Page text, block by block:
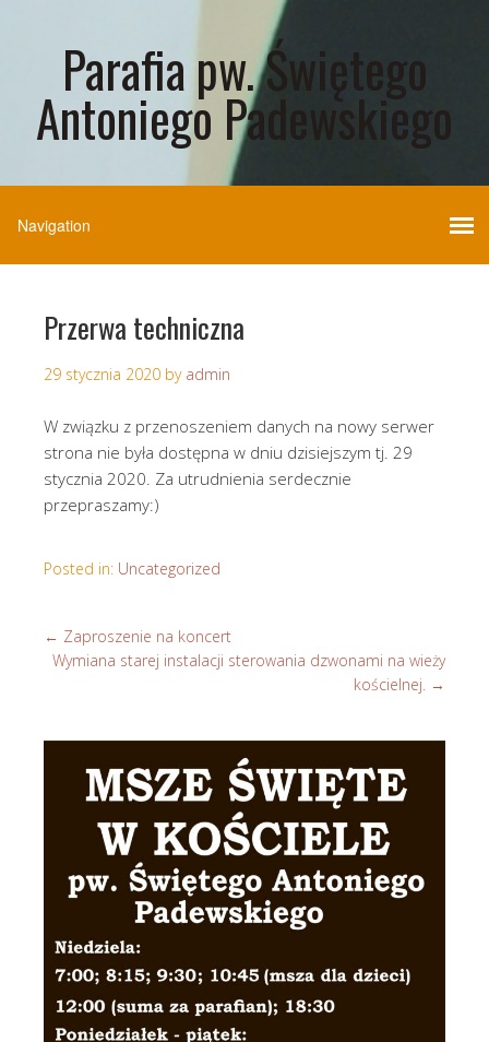
Parafia pw. Świętego
Antoniego Padewskiego
Przerwa techniczna
29 stycznia 2020 by admin
W związku z przenoszeniem danych na nowy serwer
strona nie była dostępna w dniu dzisiejszym tj. 29
stycznia 2020. Za utrudnienia serdecznie
przepraszamy:)
Posted in: Uncategorized
← Zaproszenie na koncert
Wymiana starej instalacji sterowania dzwonami na wieży
kościelnej. →